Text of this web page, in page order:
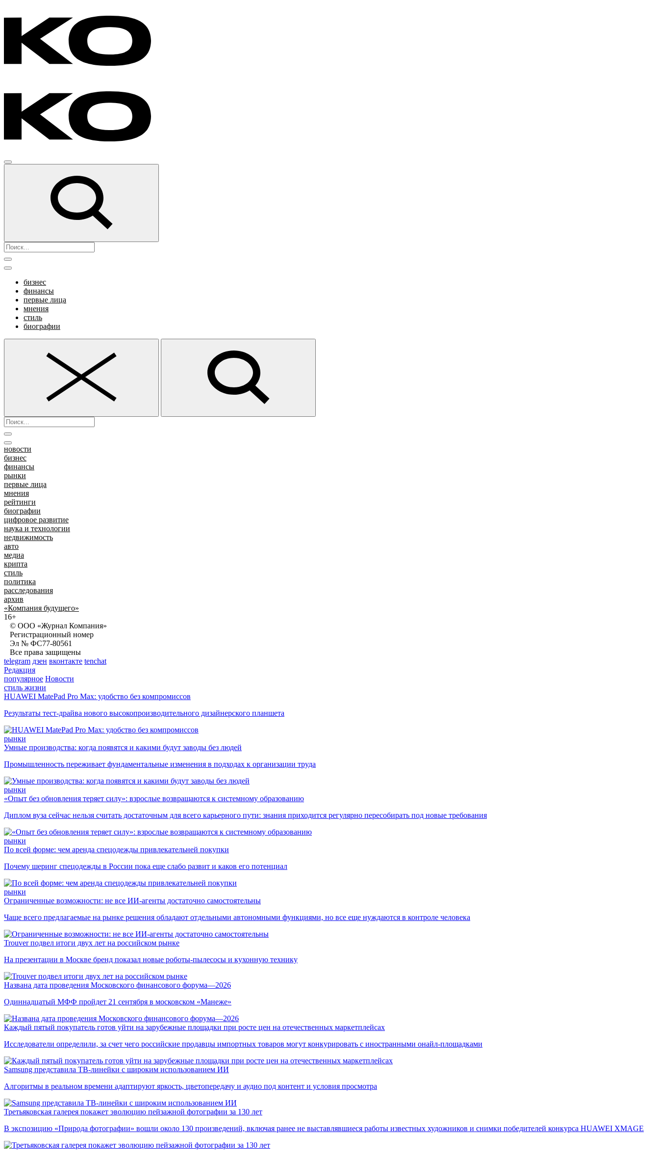
бизнес
финансы
первые лица
мнения
стиль
биографии
новости
бизнес
финансы
рынки
первые лица
мнения
рейтинги
биографии
цифровое развитие
наука и технологии
недвижимость
авто
медиа
крипта
стиль
политика
расследования
архив
«Компания будущего»
16+
© ООО «Журнал Компания»
Регистрационный номер
Эл № ФС77-80561
Все права защищены
telegram дзен вконтакте tenchat
Редакция
популярное Новости
стиль жизни
HUAWEI MatePad Pro Max: удобство без компромиссов
Результаты тест-драйва нового высокопроизводительного дизайнерского планшета
рынки
Умные производства: когда появятся и какими будут заводы без людей
Промышленность переживает фундаментальные изменения в подходах к организации труда
рынки
«Опыт без обновления теряет силу»: взрослые возвращаются к системному образованию
Диплом вуза сейчас нельзя считать достаточным для всего карьерного пути: знания приходится регулярно пересобирать под новые требования
рынки
По всей форме: чем аренда спецодежды привлекательней покупки
Почему шеринг спецодежды в России пока еще слабо развит и каков его потенциал
рынки
Ограниченные возможности: не все ИИ-агенты достаточно самостоятельны
Чаще всего предлагаемые на рынке решения обладают отдельными автономными функциями, но все еще нуждаются в контроле человека
Trouver подвел итоги двух лет на российском рынке
На презентации в Москве бренд показал новые роботы-пылесосы и кухонную технику
Названа дата проведения Московского финансового форума—2026
Одиннадцатый МФФ пройдет 21 сентября в московском «Манеже»
Каждый пятый покупатель готов уйти на зарубежные площадки при росте цен на отечественных маркетплейсах
Исследователи определили, за счет чего российские продавцы импортных товаров могут конкурировать с иностранными онайл-площадками
Samsung представила ТВ-линейки с широким использованием ИИ
Алгоритмы в реальном времени адаптируют яркость, цветопередачу и аудио под контент и условия просмотра
Третьяковская галерея покажет эволюцию пейзажной фотографии за 130 лет
В экспозицию «Природа фотографии» вошли около 130 произведений, включая ранее не выставлявшиеся работы известных художников и снимки победителей конкурса HUAWEI XMAGE